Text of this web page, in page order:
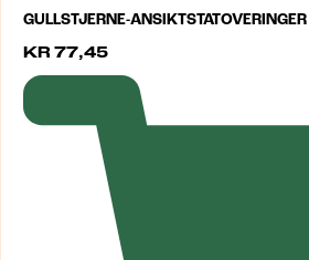
GULLSTJERNE-ANSIKTSTATOVERINGER
KR 77,45